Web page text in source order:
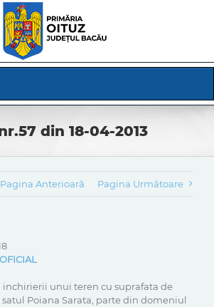
din 18-04-2013
Pagina Anterioară Pagina Următoare
unui teren cu suprafata de
Poiana Sarata, parte din domeniul